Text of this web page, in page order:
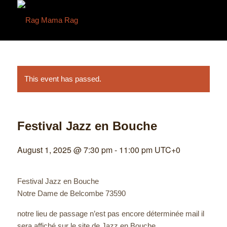
This event has passed.
Festival Jazz en Bouche
August 1, 2025 @ 7:30 pm- 11:00 pm UTC+0
Festival Jazz en Bouche
Notre Dame de Belcombe 73590
notre lieu de passage n’est pas encore déterminée mail il